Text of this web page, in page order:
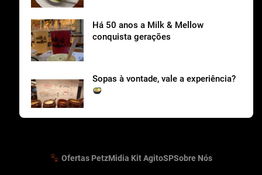
Há 50 anos a Milk & Mellow
conquista gerações
Sopas à vontade, vale a experiência?
Ofertas PetzMidia Kit AgitoSPSobre Nós